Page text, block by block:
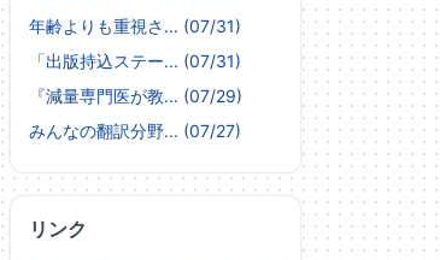
年齢よりも重視さ... (07/31)
「出版持込ステー... (07/31)
『減量専門医が教... (07/29)
みんなの翻訳分野... (07/27)
リンク